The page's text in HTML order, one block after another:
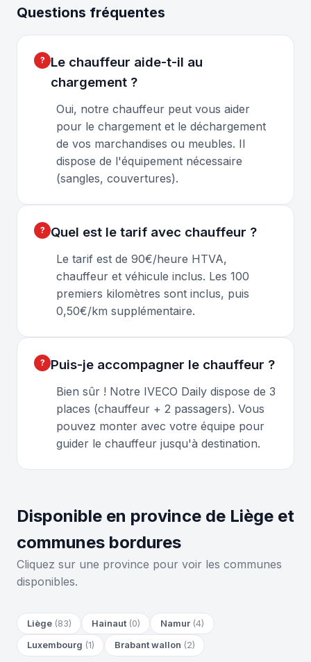
Questions fréquentes
Le chauffeur aide-t-il au
chargement ?
Oui, notre chauffeur peut vous aider
pour le chargement et le déchargement
de vos marchandises ou meubles. Il
dispose de l'équipement nécessaire
(sangles, couvertures).
Quel est le tarif avec chauffeur ?
Le tarif est de 90€/heure HTVA,
chauffeur et véhicule inclus. Les 100
premiers kilomètres sont inclus, puis
0,50€/km supplémentaire.
Puis-je accompagner le chauffeur ?
Bien sûr ! Notre IVECO Daily dispose de 3
places (chauffeur + 2 passagers). Vous
pouvez monter avec votre équipe pour
guider le chauffeur jusqu'à destination.
Disponible en province de Liège et
communes bordures
Cliquez sur une province pour voir les communes
disponibles.
Liège (83) Hainaut (0) Namur (4)
Luxembourg (1) Brabant wallon (2)